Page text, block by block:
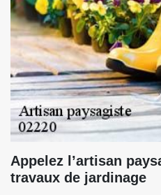
Appelez l’artisan
travaux de jardinage